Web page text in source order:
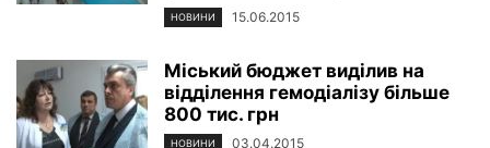
НОВИНИ 15.06.2015
Міський бюджет виділив на
відділення гемодіалізу більше
800 тис. грн
НОВИНИ 03.04.2015